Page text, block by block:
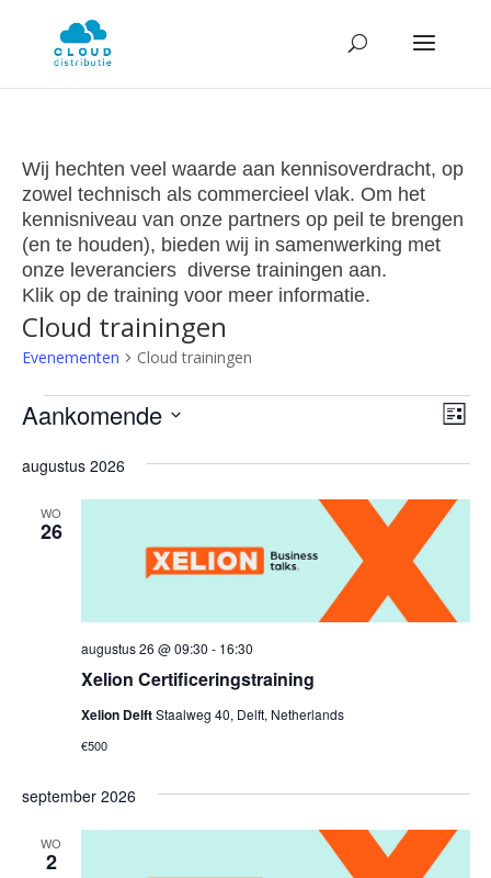
Wij hechten veel waarde aan kennisoverdracht, op
zowel technisch als commercieel vlak. Om het
kennisniveau van onze partners op peil te brengen
(en te houden), bieden wij in samenwerking met
onze leveranciers diverse trainingen aan.
Klik op de training voor meer informatie.
Cloud trainingen
Evenementen Cloud trainingen
Evenementen Lijst
Aankomende
een
augustus 2026
WO
26
Xelion Certificeringstraining
augustus 26 @ 09:30 - 16:30
Xelion DelftStaalweg 40, Delft, Netherlands
€500
september 2026
WO
2